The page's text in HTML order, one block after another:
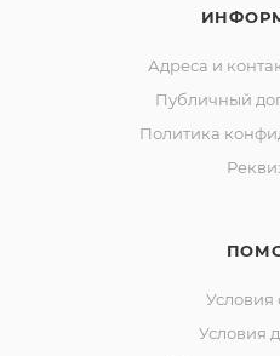
Адреса и
Публичный
Политика
Условия
Условия